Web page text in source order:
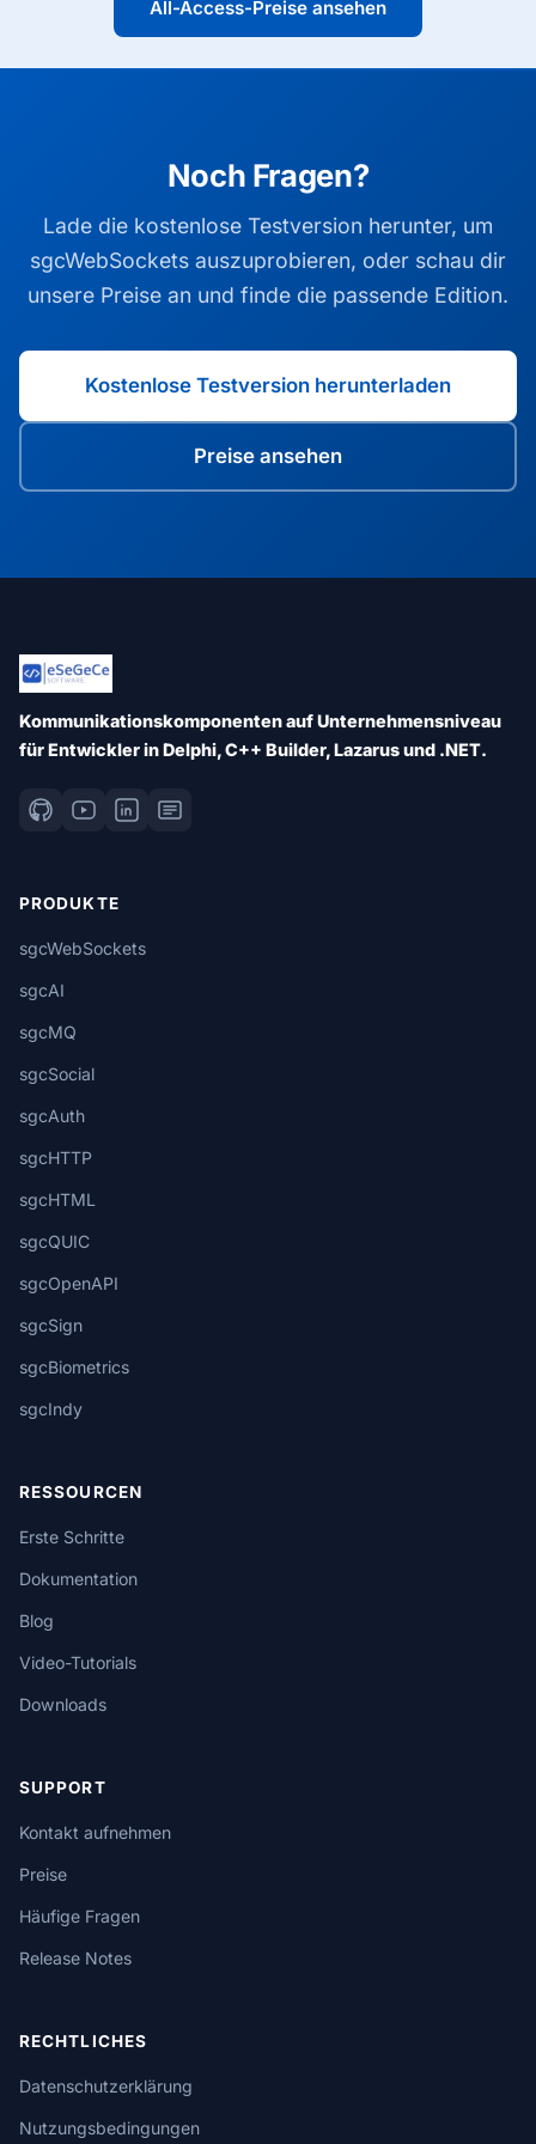
All-Access-Preise ansehen
Noch Fragen?
Lade die kostenlose Testversion herunter, um
sgcWebSockets auszuprobieren, oder schau dir
unsere Preise an und finde die passende Edition.
Kostenlose Testversion herunterladen
Preise ansehen
Kommunikationskomponenten auf Unternehmensniveau
für Entwickler in Delphi, C++ Builder, Lazarus und .NET.
PRODUKTE
sgcWebSockets
sgcAI
sgcMQ
sgcSocial
sgcAuth
sgcHTTP
sgcHTML
sgcQUIC
sgcOpenAPI
sgcSign
sgcBiometrics
sgcIndy
RESSOURCEN
Erste Schritte
Dokumentation
Blog
Video-Tutorials
Downloads
SUPPORT
Kontakt aufnehmen
Preise
Häufige Fragen
Release Notes
RECHTLICHES
Datenschutzerklärung
Nutzungsbedingungen